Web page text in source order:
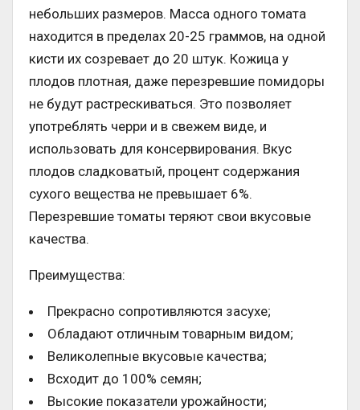
небольших размеров. Масса одного томата
находится в пределах 20-25 граммов, на одной
кисти их созревает до 20 штук. Кожица у
плодов плотная, даже перезревшие помидоры
не будут растрескиваться. Это позволяет
употреблять черри и в свежем виде, и
использовать для консервирования. Вкус
плодов сладковатый, процент содержания
сухого вещества не превышает 6%.
Перезревшие томаты теряют свои вкусовые
качества.
Преимущества:
Прекрасно сопротивляются засухе;
Обладают отличным товарным видом;
Великолепные вкусовые качества;
Всходит до 100% семян;
Высокие показатели урожайности;